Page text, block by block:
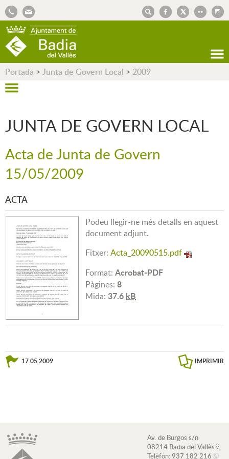
Portada > Junta de Govern Local > 2009
JUNTA DE GOVERN LOCAL
Acta de Junta de Govern
15/05/2009
ACTA
Podeu llegir-ne més detalls en aquest
document adjunt.
Fitxer: Acta_20090515.pdf
Format: Acrobat-PDF
Pàgines: 8
Mida: 37.6 kB
17.05.2009 IMPRIMIR
Av. de Burgos s/n
08214 Badia del Vallès
Telèfon:937 182 216